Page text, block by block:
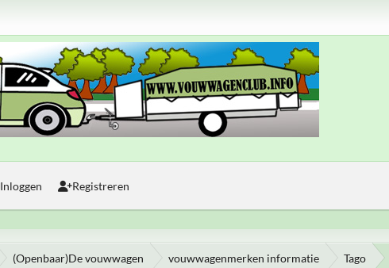
Inloggen Registreren
(Openbaar)De vouwwagen vouwwagenmerken informatie Tago